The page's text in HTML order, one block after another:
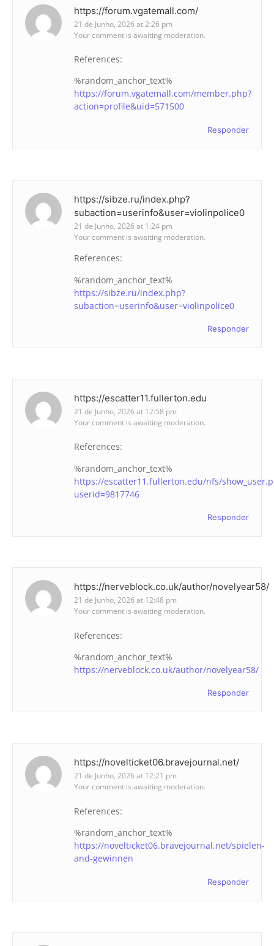
https://forum.vgatemall.com/
21 de Junho, 2026 at 2:26 pm
Your comment is awaiting moderation.
References:
%random_anchor_text%
https://forum.vgatemall.com/member.php?
action=profile&uid=571500
Responder
https://sibze.ru/index.php?
subaction=userinfo&user=violinpolice0
21 de Junho, 2026 at 1:24 pm
Your comment is awaiting moderation.
References:
%random_anchor_text%
https://sibze.ru/index.php?
subaction=userinfo&user=violinpolice0
Responder
https://escatter11.fullerton.edu
21 de Junho, 2026 at 12:58 pm
Your comment is awaiting moderation.
References:
%random_anchor_text%
https://escatter11.fullerton.edu/nfs/
userid=9817746
Responder
https://nerveblock.co.uk/author/novelyear58/
21 de Junho, 2026 at 12:48 pm
Your comment is awaiting moderation.
References:
%random_anchor_text%
https://nerveblock.co.uk/author/novelyear58/
Responder
https://novelticket06.bravejournal.net/
21 de Junho, 2026 at 12:21 pm
Your comment is awaiting moderation.
References:
%random_anchor_text%
https://novelticket06.bravejournal.net/spielen-
and-gewinnen
Responder